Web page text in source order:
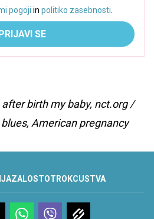
pogoji in politiko zasebnosti
SE
after birth my baby, nct.org /
American pregnancy
ZALOSTOTROKCUSTVA